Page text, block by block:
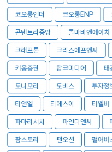
코오롱인더 코오롱ENP
콘텐트리중앙 콜마비앤에이치
크래프톤 크리스에프앤씨
키움증권 탑코미디어 태
토니모리 토비스 투자정
티앤엘 티에스이 티엘비
파마리서치 파인디앤씨
팜스토리 팬오션 펄어비